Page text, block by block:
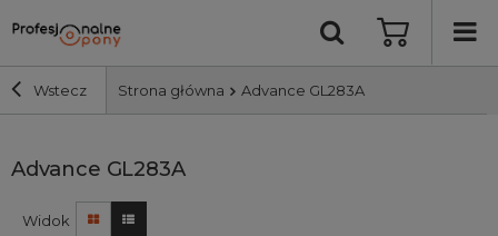
Wstecz Strona główna Advance GL283A
Szerokość i profil
Średnica
Advance GL283A
Widok